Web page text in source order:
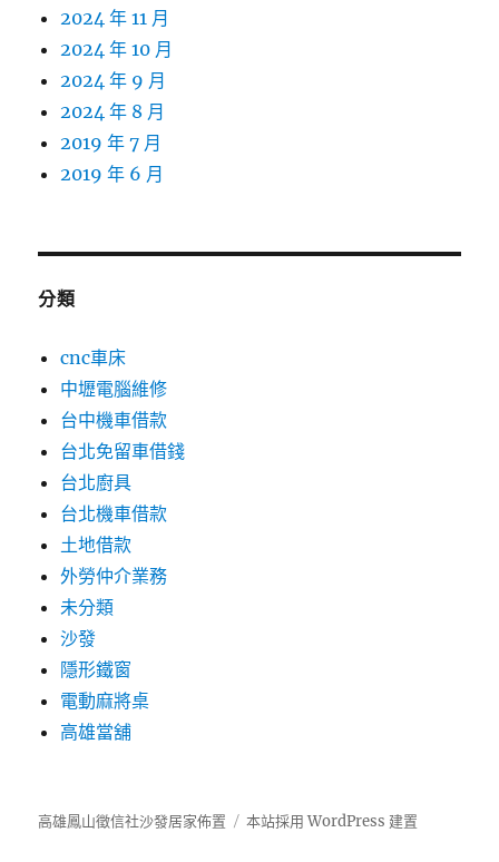
2024 年 11 月
2024 年 10 月
2024 年 9 月
2024 年 8 月
2019 年 7 月
2019 年 6 月
分類
cnc車床
中壢電腦維修
台中機車借款
台北免留車借錢
台北廚具
台北機車借款
土地借款
外勞仲介業務
未分類
沙發
隱形鐵窗
電動麻將桌
高雄當舖
高雄鳳山徵信社沙發居家佈置 本站採用 WordPress 建置